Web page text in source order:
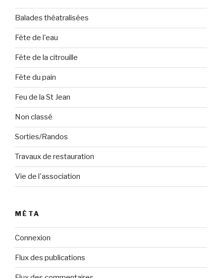
Balades théatralisées
Fête de l'eau
Fête de la citrouille
Fête du pain
Feu de la St Jean
Non classé
Sorties/Randos
Travaux de restauration
Vie de l'association
MÉTA
Connexion
Flux des publications